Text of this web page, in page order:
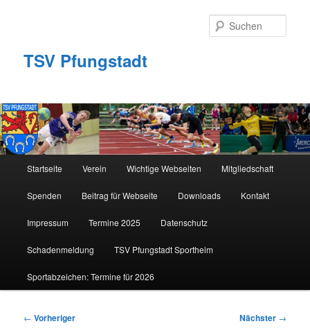
TSV Pfungstadt
Startseite Verein Wichtige Webseiten Mitgliedschaft
Spenden Beitrag für Webseite Downloads Kontakt
Impressum Termine 2025 Datenschutz
Schadenmeldung TSV Pfungstadt Sportheim
Sportabzeichen: Termine für 2026
Beitragsnavigation
← Vorheriger Nächster →